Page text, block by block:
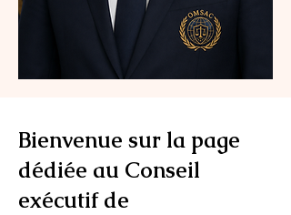
Bienvenue sur la page
dédiée au Conseil
exécutif de